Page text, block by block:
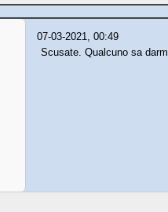
07-03-2021, 00:49
Scusate. Qualcuno sa